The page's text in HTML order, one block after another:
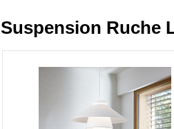
Suspension Ruche